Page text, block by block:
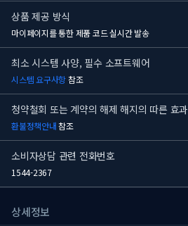
상품 제공 방식
마이페이지를 통한 제품 코드 실시간 발송
최소 시스템 사양, 필수 소프트웨어
시스템 요구사항참조
청약철회 또는 계약의 해제 해지의 따른 효과
환불정책안내참조
소비자상담 관련 전화번호
1544-2367
상세정보